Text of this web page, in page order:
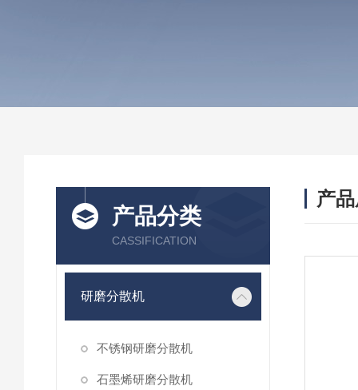
产品分类
CASSIFICATION
研磨分散机
不锈钢研磨分散机
石墨烯研磨分散机
产